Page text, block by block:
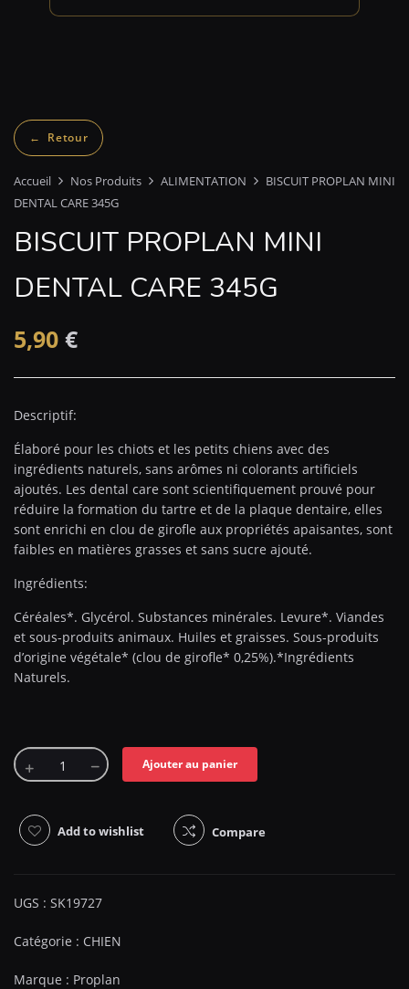
Accueil Nos Produits ALIMENTATION
BISCUIT PROPLAN MINI
DENTAL CARE 345G
BISCUIT PROPLAN MINI
DENTAL CARE 345G
5,90 €
Descriptif:
Élaboré pour les chiots et les petits chiens avec des
ingrédients naturels, sans arômes ni colorants artificiels
ajoutés. Les dental care sont scientifiquement prouvé pour
réduire la formation du tartre et de la plaque dentaire, elles
sont enrichi en clou de girofle aux propriétés apaisantes, sont
faibles en matières grasses et sans sucre ajouté.
Ingrédients:
Céréales*. Glycérol. Substances minérales. Levure*. Viandes
et sous-produits animaux. Huiles et graisses. Sous-produits
d’origine végétale* (clou de girofle* 0,25%).*Ingrédients
Naturels.
Ajouter au panier
Add to wishlist Compare
UGS : SK19727
Catégorie : CHIEN
Marque : Proplan